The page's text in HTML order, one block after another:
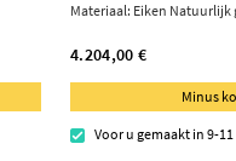
Materiaal: Eiken Natuurlijk
4.204,00 €
Minus
Voor u gemaakt in 9-